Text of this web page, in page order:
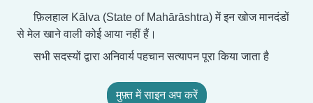
फ़िलहाल Kālva (State of Mahārāshtra) में इन खोज मानदंडों
से मेल खाने वाली कोई आया नहीं हैं।
सभी सदस्यों द्वारा अनिवार्य पहचान सत्यापन पूरा किया जाता है
मुफ़्त में साइन अप करें